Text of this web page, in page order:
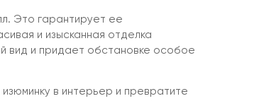
Это гарантирует ее
и изысканная отделка
вид и придает обстановке особое
в интерьер и превратите